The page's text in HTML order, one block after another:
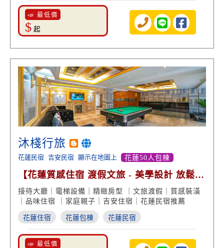
📣 最低價
$ 起
沐棧行旅
花蓮民宿 吉安民宿 顯示在地圖上 花蓮50人包棟
【花蓮質感住宿 渡假文旅 - 美學設計 放鬆度
假】
接待大廳｜電梯設備｜精緻房型 ｜文旅渡假｜質感裝潢
｜品味住宿 ｜家庭親子｜吉安住宿｜花蓮民宿推薦
花蓮住宿 花蓮包棟 花蓮民宿
📣 最低價